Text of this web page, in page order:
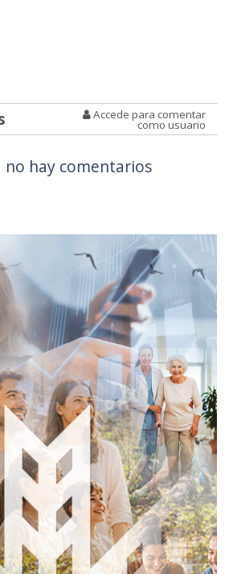
Accede para comentar
como usuario
no hay comentarios